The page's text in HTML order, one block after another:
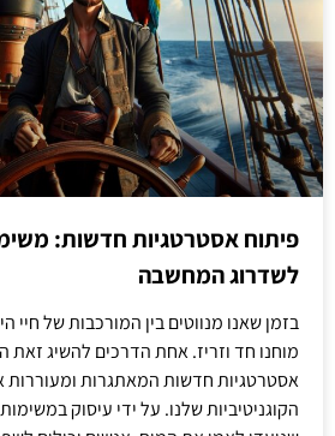
פיתוח אסטרטגיות חדשות:
לשדרוג המחשבה
בזמן שאנו מנווטים בין המורכבות של חיי
מוחנו חד וזריז. אחת הדרכים להשיג זאת
אסטרטגיות חדשות המאתגרות ומעוררות
הקוגניטיביות שלנו. על ידי עיסוק